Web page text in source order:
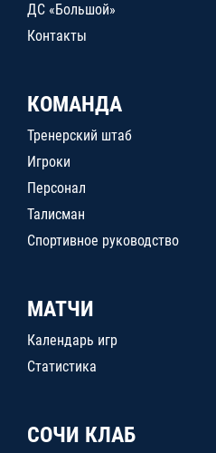
ДС «Большой»
Контакты
КОМАНДА
Тренерский штаб
Игроки
Персонал
Талисман
Спортивное руководство
МАТЧИ
Календарь игр
Статистика
СОЧИ КЛАБ